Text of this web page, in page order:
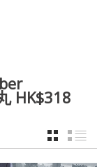
HK$318
GRID